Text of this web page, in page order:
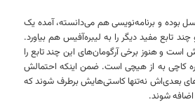
بوده و برنامه‌نویسی هم می‌دانسته، آمده یک
تابع مفید دیگر را به لیبره‌آفیس هم بیاورد.
است و هنوز برخی آرگومان‌های این چند تابع را
کاچی به از هیچی است. ضمن اینکه احتمالش
بعدی‌اش نه‌تنها کاستی‌هایش برطرف شوند که
شوند.